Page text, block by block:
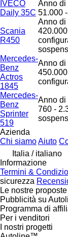
IVECO
Daily 35C
Anno di
51.000
Scania
R450
Anno di
Mercedes-
Benz
Actros
1845
Anno di
Mercedes-
Benz
Sprinter
519
Anno di
760 -
Azienda
Chi siamoAiuto
Italia / italiano
Informazione
Termini &
sicurezza
Le nostre proposte
Pubblicità su
Programma di
Per i venditori
I nostri progetti